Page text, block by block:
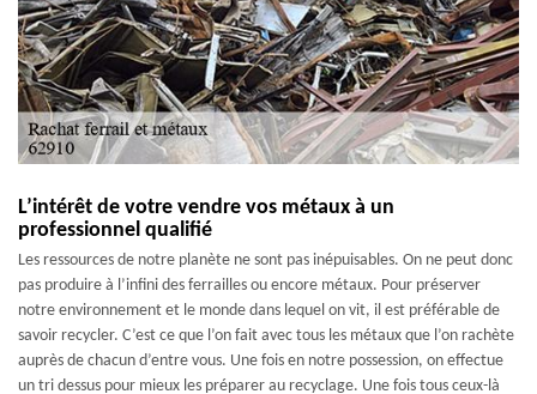
L’intérêt de votre vendre vos métaux à un
professionnel qualifié
Les ressources de notre planète ne sont pas inépuisables. On ne peut donc
pas produire à l’infini des ferrailles ou encore métaux. Pour préserver
notre environnement et le monde dans lequel on vit, il est préférable de
savoir recycler. C’est ce que l’on fait avec tous les métaux que l’on rachète
auprès de chacun d’entre vous. Une fois en notre possession, on effectue
un tri dessus pour mieux les préparer au recyclage. Une fois tous ceux-là